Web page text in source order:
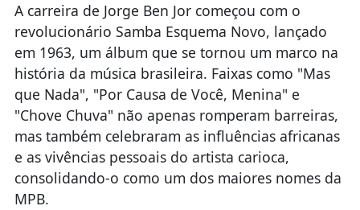
A carreira de Jorge Ben Jor começou com o
revolucionário Samba Esquema Novo, lançado
em 1963, um álbum que se tornou um marco na
história da música brasileira. Faixas como "Mas
que Nada", "Por Causa de Você, Menina" e
"Chove Chuva" não apenas romperam barreiras,
mas também celebraram as influências africanas
e as vivências pessoais do artista carioca,
consolidando-o como um dos maiores nomes da
MPB.